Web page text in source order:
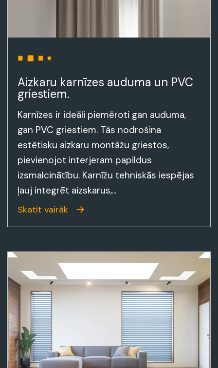
Aizkaru karnīzes auduma un PVC
griestiem.
Karnīzes ir ideāli piemēroti gan auduma,
gan PVC griestiem. Tās nodrošina
estētisku aizkaru montāžu griestos,
pievienojot interjeram papildus
izsmalcinātību. Karnīžu tehniskās iespējas
ļauj integrēt aizskarus,...
Skatīt vairāk